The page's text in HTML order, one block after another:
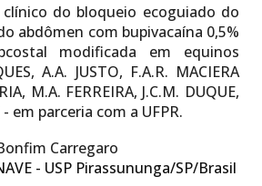
clínico do bloqueio ecoguiado do
abdômen com bupivacaína 0,5%
modificada em equinos
A.A. JUSTO, F.A.R. MACIERA
M.A. FERREIRA, J.C.M. DUQUE,
- em parceria com a UFPR.
Carregaro
- USP Pirassununga/SP/Brasil